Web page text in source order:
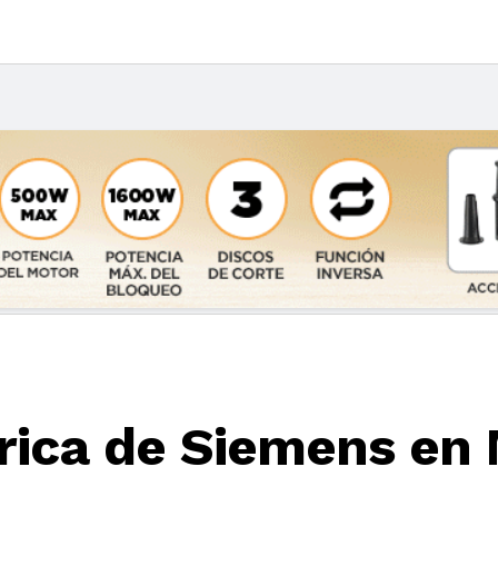
de Siemens en